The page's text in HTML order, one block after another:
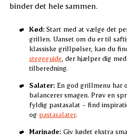
binder det hele sammen.
Kød: Start med at vælge det
grillen. Uanset om du er til
klassiske grillpølser, kan du
stegeguide , der hjælper dig
tilberedning.
Salater: En god grillmenu har
balancerer smagen. Prøv en
fyldig pastasalat – find
og pastasalater.
Marinade: Giv kødet ekstra